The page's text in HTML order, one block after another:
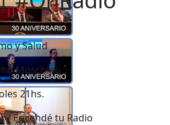
y Salud
Moschino
21hs.
/ Encendé tu Radio